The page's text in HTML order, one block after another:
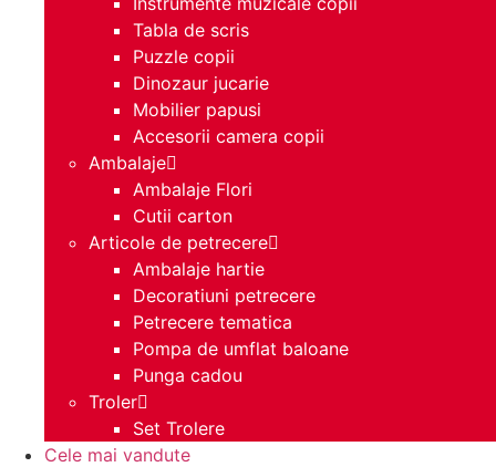
Tabla de scris
Puzzle copii
Dinozaur jucarie
Mobilier papusi
Accesorii camera copii
Ambalaje
Ambalaje Flori
Cutii carton
Articole de petrecere
Ambalaje hartie
Decoratiuni petrecere
Petrecere tematica
Pompa de umflat baloane
Punga cadou
Troler
Set Trolere
Cele mai vandute